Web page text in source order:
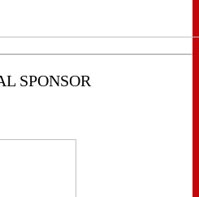
SPONSOR